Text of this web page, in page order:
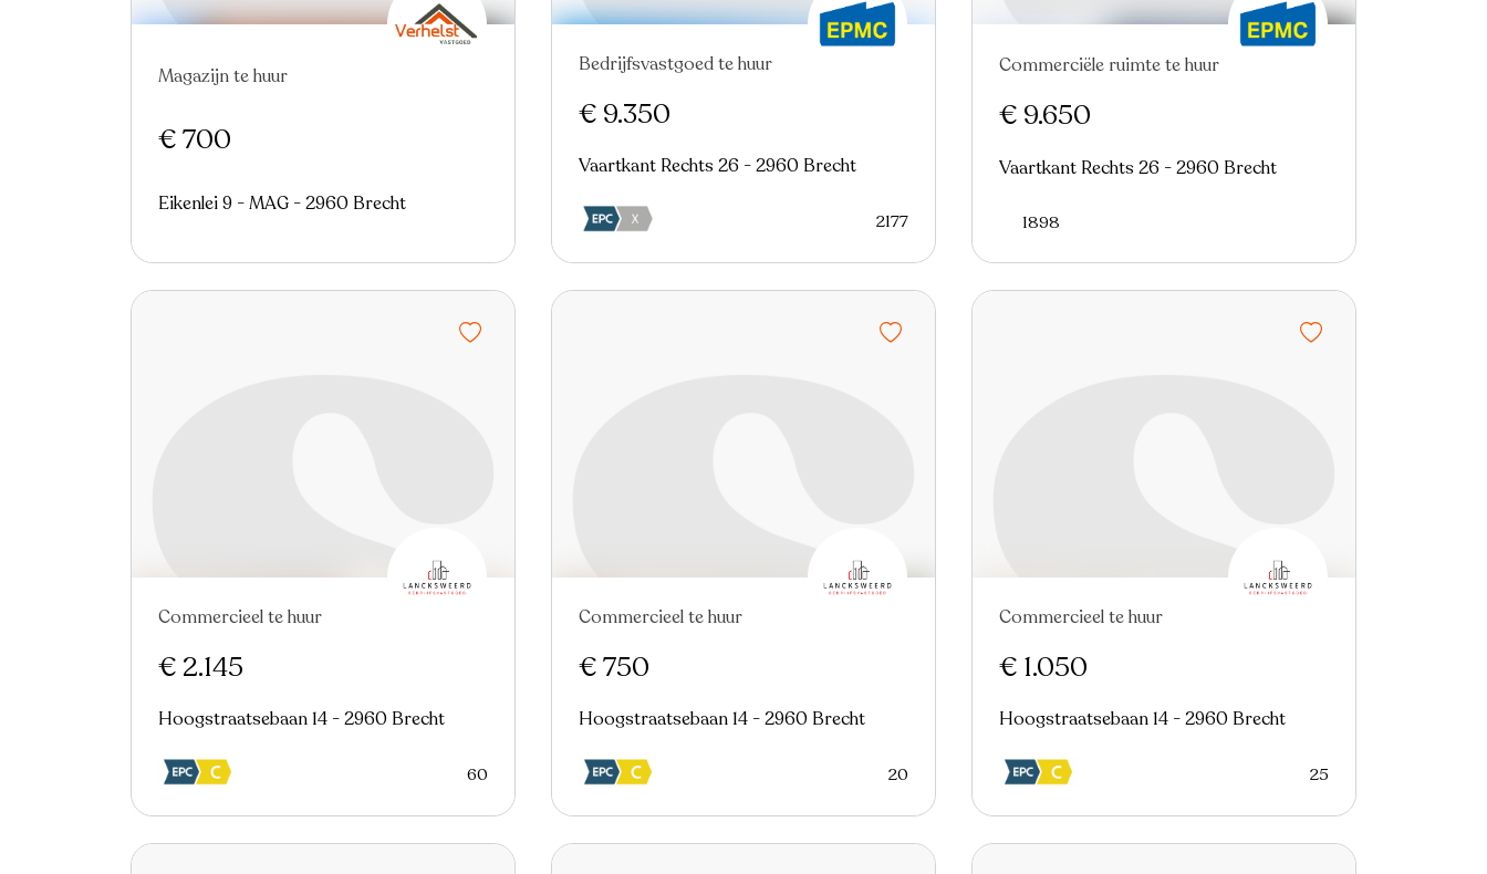
Magazijn te huur
€ 700
Eikenlei 9 - MAG - 2960 Brecht
Bedrijfsvastgoed te huur
€ 9.350
Vaartkant Rechts 26 - 2960 Brecht
2177
Commerciële ruimte te huur
€ 9.650
Vaartkant Rechts 26 - 2960 Brecht
1898
Commercieel te huur
€ 2.145
Hoogstraatsebaan 14 - 2960 Brecht
60
Commercieel te huur
€ 750
Hoogstraatsebaan 14 - 2960 Brecht
20
Commercieel te huur
€ 1.050
Hoogstraatsebaan 14 - 2960 Brecht
25